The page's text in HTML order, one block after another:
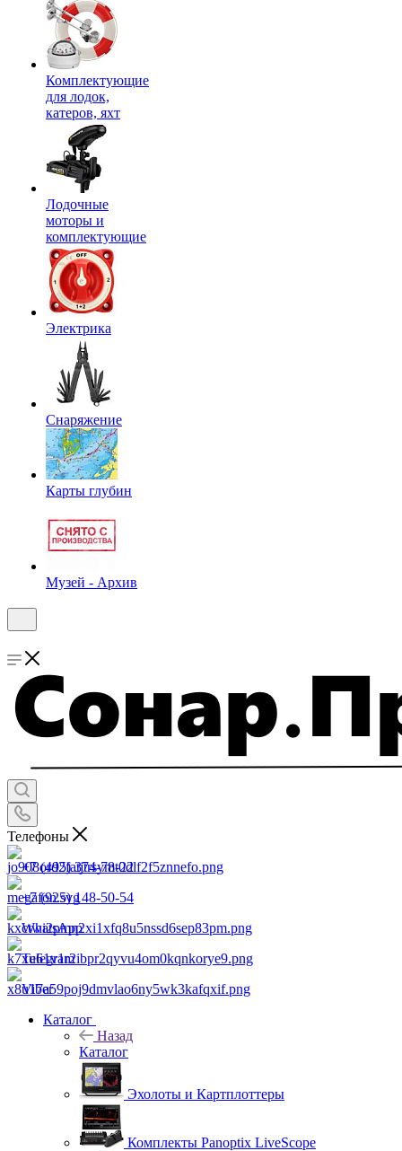
Комплектующие
для лодок,
катеров, яхт
Лодочные
моторы и
комплектующие
Электрика
Снаряжение
Карты глубин
Музей - Архив
Телефоны
+7 (495) 374-78-22
+7 (925) 148-50-54
WhatsApp
Telegram
Viber
Каталог
Назад
Каталог
Эхолоты и Картплоттеры
Комплекты Panoptix LiveScope